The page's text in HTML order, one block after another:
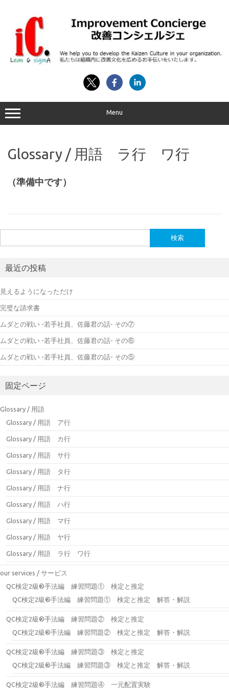
Menu
Glossary / 用語 ラ行 ワ行
（準備中です）
索:
最近の投稿
見えるようになっただけ
完璧な請求書
ムダとの戦い -若手社員、佐藤君の話- その⑦
ムダとの戦い -若手社員、佐藤君の話- その⑥
ムダとの戦い -若手社員、佐藤君の話- その⑤
固定ページ
Glossary / 用語
Glossary / 用語 ア行
Glossary / 用語 カ行
Glossary / 用語 サ行
Glossary / 用語 タ行
Glossary / 用語 ナ行
Glossary / 用語 ハ行
Glossary / 用語 マ行
Glossary / 用語 ヤ行
Glossary / 用語 ラ行 ワ行
our services / サービス
QC検定2級®手法編 練習問題① 検定と推定
QC検定2級®手法編 練習問題① 検定と推定 解答・解説
QC検定2級®手法編 練習問題② 検定と推定
QC検定2級®手法編 練習問題② 検定と推定 解答・解説
QC検定2級®手法編 練習問題③ 検定と推定
QC検定2級®手法編 練習問題③ 検定と推定 解答・解説
QC検定2級®手法編 練習問題④ 一元配置実験